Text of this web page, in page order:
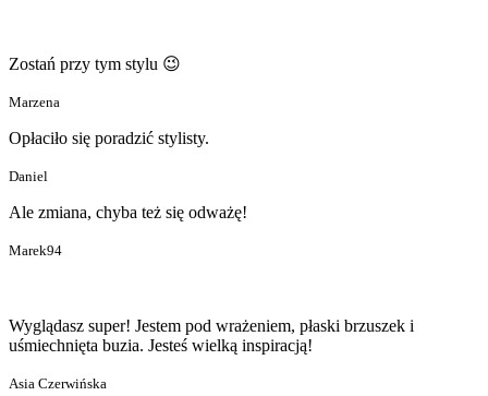
Zostań przy tym stylu 😉
Marzena
Opłaciło się poradzić stylisty.
Daniel
Ale zmiana, chyba też się odważę!
Marek94
Wyglądasz super! Jestem pod wrażeniem, płaski brzuszek i
uśmiechnięta buzia. Jesteś wielką inspiracją!
Asia Czerwińska